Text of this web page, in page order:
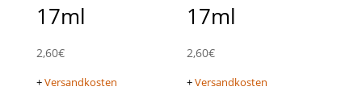
17ml
2,60€
+Versandkosten
17ml
2,60€
+Versandkosten